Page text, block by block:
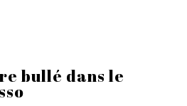
bullé dans le